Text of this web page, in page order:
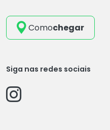
Comochegar
Siga nas redes sociais